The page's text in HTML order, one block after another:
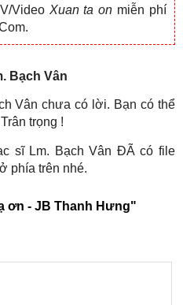
Video Xuan ta on miễn phí
Bạch Vân
Vân chưa có lời. Bạn có thể
trọng !
sĩ Lm. Bạch Vân ĐÃ có file
phía trên nhé.
ơn - JB Thanh Hưng"